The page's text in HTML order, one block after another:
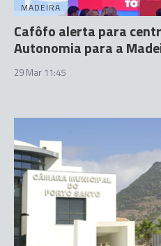
MADEIRA
Cafôfo alerta para
Autonomia para a
29 Mar 11:45